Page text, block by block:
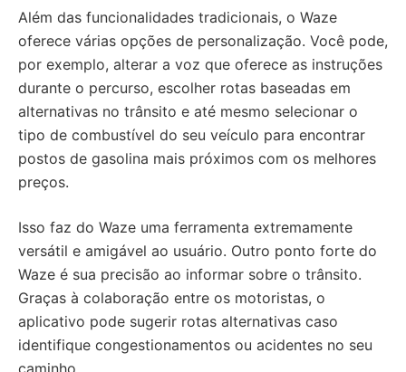
Além das funcionalidades tradicionais, o Waze
oferece várias opções de personalização. Você pode,
por exemplo, alterar a voz que oferece as instruções
durante o percurso, escolher rotas baseadas em
alternativas no trânsito e até mesmo selecionar o
tipo de combustível do seu veículo para encontrar
postos de gasolina mais próximos com os melhores
preços.
Isso faz do Waze uma ferramenta extremamente
versátil e amigável ao usuário. Outro ponto forte do
Waze é sua precisão ao informar sobre o trânsito.
Graças à colaboração entre os motoristas, o
aplicativo pode sugerir rotas alternativas caso
identifique congestionamentos ou acidentes no seu
caminho.